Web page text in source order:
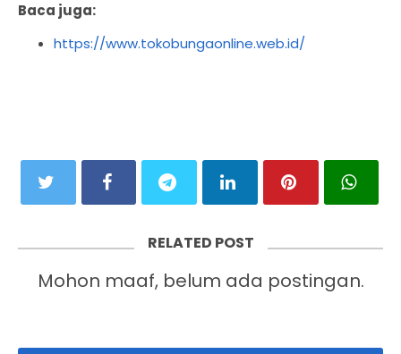
Baca juga:
https://www.tokobungaonline.web.id/
RELATED POST
Mohon maaf, belum ada postingan.